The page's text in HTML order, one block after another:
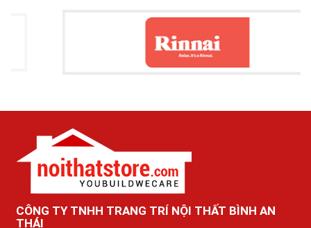
CÔNG TY TNHH TRANG TRÍ NỘI THẤT BÌNH AN
THÁI